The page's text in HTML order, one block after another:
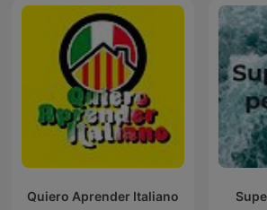
Quiero Aprender Italiano